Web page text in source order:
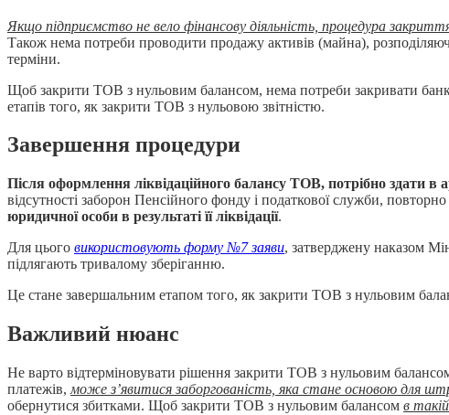
Якщо підприємство не вело фінансову діяльність, процедура
Також нема потреби проводити продажу активів (майна),
терміни.
Щоб закрити ТОВ з нульовим балансом, нема потреби закривати
етапів того, як закрити ТОВ з нульовою звітністю.
Завершення процедури
Після оформлення ліквідаційного балансу ТОВ, потрібно здати в
відсутності заборон Пенсійного фонду і податкової служби,
юридичної особи в результаті її ліквідації.
Для цього використовують форму №7 заяви, затверджену наказом
підлягають тривалому зберіганню.
Це стане завершальним етапом того, як закрити ТОВ з нульовим
Важливий нюанс
Не варто відтерміновувати рішення закрити ТОВ з нульовим
платежів, може з’явитися заборгованість, яка стане основою для
обернутися збитками. Щоб закрити ТОВ з нульовим балансом в